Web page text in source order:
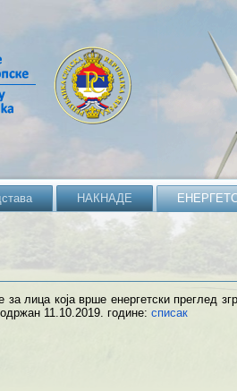
НАКНАДЕ
лица која врше енергетски преглед
11.10.2019. године: списак